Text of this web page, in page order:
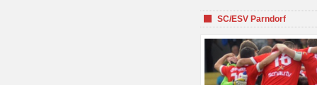
SC/ESV Parndorf